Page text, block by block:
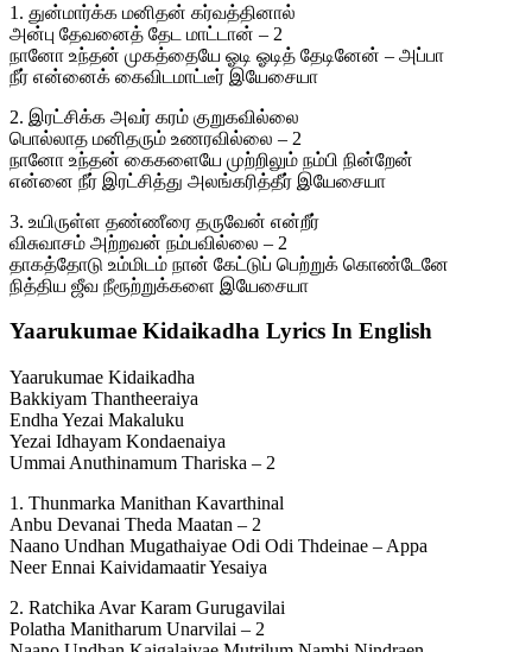
1. துன்மார்க்க மனிதன் கர்வத்தினால்
அன்பு தேவனைத் தேட மாட்டான் – 2
நானோ உந்தன் முகத்தையே ஓடி ஓடித் தேடினேன் – அப்பா
நீர் என்னைக் கைவிடமாட்டீர் இயேசையா
2. இரட்சிக்க அவர் கரம் குறுகவில்லை
பொல்லாத மனிதரும் உணரவில்லை – 2
நானோ உந்தன் கைகளையே முற்றிலும் நம்பி நின்றேன்
என்னை நீர் இரட்சித்து அலங்கரித்தீர் இயேசையா
3. உயிருள்ள தண்ணீரை தருவேன் என்றீர்
விசுவாசம் அற்றவன் நம்பவில்லை – 2
தாகத்தோடு உம்மிடம் நான் கேட்டுப் பெற்றுக் கொண்டேனே
நித்திய ஜீவ நீரூற்றுக்களை இயேசையா
Yaarukumae Kidaikadha Lyrics In English
Yaarukumae Kidaikadha
Bakkiyam Thantheeraiya
Endha Yezai Makaluku
Yezai Idhayam Kondaenaiya
Ummai Anuthinamum Thariska – 2
1. Thunmarka Manithan Kavarthinal
Anbu Devanai Theda Maatan – 2
Naano Undhan Mugathaiyae Odi Odi Thdeinae – Appa
Neer Ennai Kaividamaatir Yesaiya
2. Ratchika Avar Karam Gurugavilai
Polatha Manitharum Unarvilai – 2